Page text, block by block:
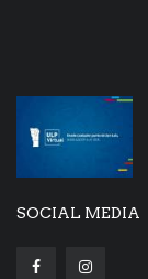
SOCIAL MEDIA